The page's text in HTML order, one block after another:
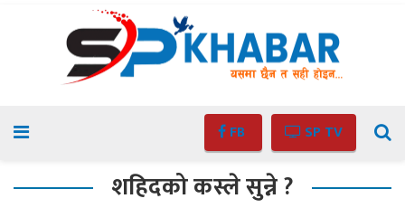
FB SP TV
शहिदको कस्ले सुन्ने ?